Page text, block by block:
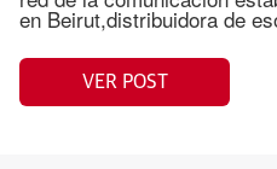
en Beirut,distribuidora de
VER POST